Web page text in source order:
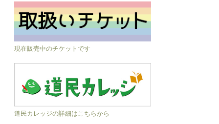
現在販売中のチケットです
道民カレッジの詳細はこちらから